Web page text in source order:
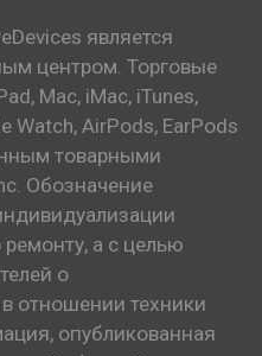
является
центром. Торговые
Mac, iMac, iTunes,
Watch, AirPods, EarPods
товарными
Обозначение
а с целью
о
отношении техники
опубликованная